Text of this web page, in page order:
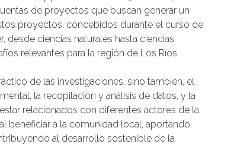
de proyectos que buscan generar un
proyectos, concebidos durante el curso de
desde ciencias naturales hasta ciencias
relevantes para la región de Los Ríos.
de las investigaciones, sino también, el
la recopilación y análisis de datos, y la
relacionados con diferentes actores de la
beneficiar a la comunidad local, aportando
al desarrollo sostenible de la